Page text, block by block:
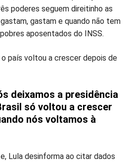
poderes seguem direitinho as
gastam e quando não tem
aposentados do INSS.
o país voltou a crescer depois de
deixamos a presidência
só voltou a crescer
nós voltamos à
Lula desinforma ao citar dados